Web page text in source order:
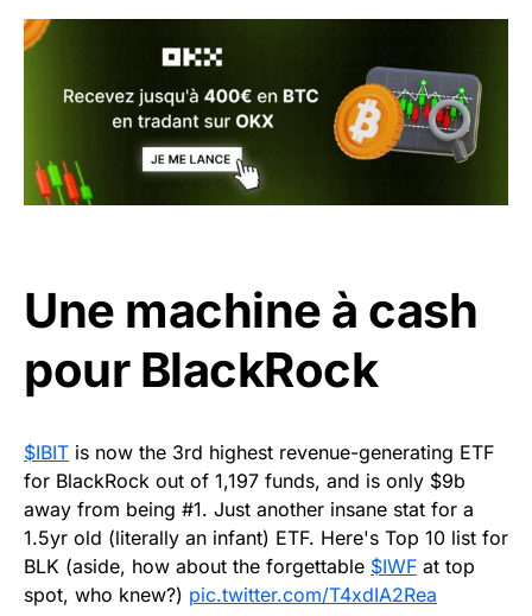
Une machine à cash
pour BlackRock
$IBIT is now the 3rd highest revenue-generating ETF
for BlackRock out of 1,197 funds, and is only $9b
away from being #1. Just another insane stat for a
1.5yr old (literally an infant) ETF. Here's Top 10 list for
BLK (aside, how about the forgettable $IWF at top
spot, who knew?) pic.twitter.com/T4xdIA2Rea